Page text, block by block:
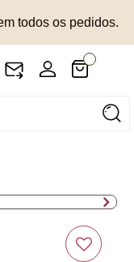
todos os pedidos.